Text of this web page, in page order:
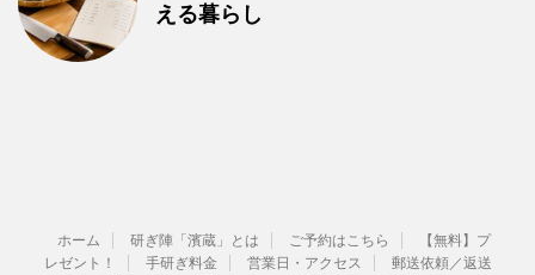
える暮らし
ホーム 研ぎ陣「濱蔵」とは ご予約はこちら
【無料】プ
レゼント！
手研ぎ料金 営業日・アクセス
郵送依頼／返送